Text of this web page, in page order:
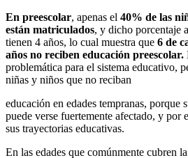
En preescolar, apenas el 40% de las
están matriculados, y dicho porcentaje
tienen 4 años, lo cual muestra que 6 de
años no reciben educación preescolar.
problemática para el sistema educativo,
niñas y niños que no reciban
educación en edades tempranas, porque
puede verse fuertemente afectado, y por
sus trayectorias educativas.
En las edades que comúnmente cubren